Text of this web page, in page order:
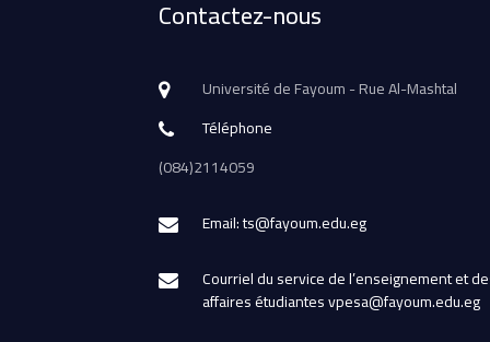
Contactez-nous
Université de Fayoum - Rue Al-Mashtal
Téléphone
(084)2114059
Email: ts@fayoum.edu.eg
Courriel du service de l’enseignement et
affaires étudiantes vpesa@fayoum.edu.eg